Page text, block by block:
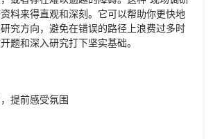
料来得直观和深刻。它可以帮助你更快地
究方向，避免在错误的路径上浪费过多时
题和深入研究打下坚实基础。
提前感受氛围